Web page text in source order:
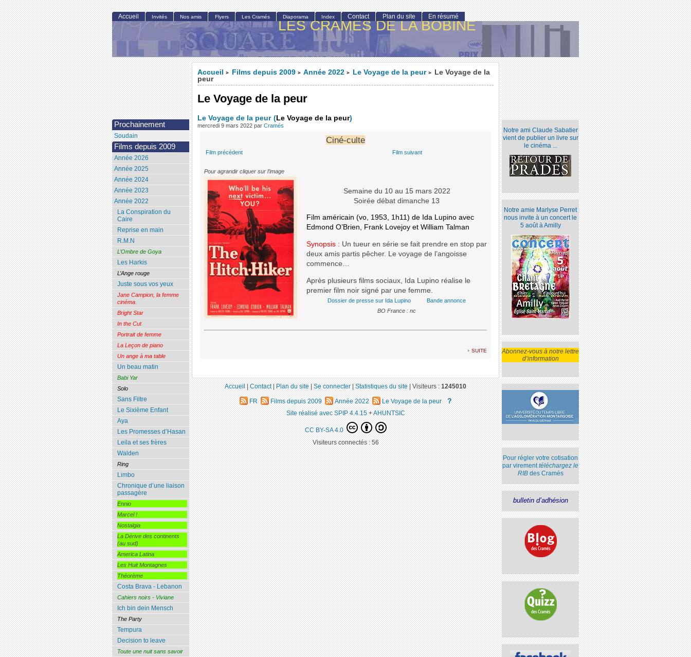
LES CRAMÉS DE LA BOBINE
Accueil > Films depuis 2009 > Année 2022 > Le Voyage de la peur >
Le Voyage de la
peur
Le Voyage de la peur
Le Voyage de la peur (Le Voyage de la peur)
mercredi 9 mars 2022 par Cramés
Ciné-culte
Film précédent Film suivant
Pour agrandir cliquer sur l’image
Semaine du 10 au 15 mars 2022
Soirée débat dimanche 13
Film américain (vo, 1953, 1h11) de Ida Lupino avec
Edmond O’Brien, Frank Lovejoy et William Talman
Synopsis : Un tueur en série se fait prendre en stop par
deux amis partis pêcher. Le voyage de l’angoisse
commence…
Après plusieurs films sociaux, Ida Lupino réalise le
premier film noir signé par une femme.
Dossier de presse sur Ida Lupino
Bande annonce
BO France : nc
suite
Notre ami Claude Sabatier
vient de publier un livre sur
le cinéma ...
Notre amie Marlyse Perret
nous invite à un concert le
5 août à Amilly
Abonnez-vous à notre lettre
d’information
Pour régler votre cotisation
par virementtéléchargez le
RIBdes Cramés
bulletin d’adhésion
Accueil Invités Nos amis Flyers Les Cramés Diaporama Index Contact Plan du site En résumé
Prochainement
Soudain
Films depuis 2009
Année 2026
Année 2025
Année 2024
Année 2023
Année 2022
La Conspiration du
Caire
Reprise en main
R.M.N
L’Ombre de Goya
Les Harkis
L’Ange rouge
Juste sous vos yeux
Jane Campion, la femme
cinéma.
Bright Star
In the Cut
Portrait de femme
La Leçon de piano
Un ange à ma table
Un beau matin
Babi Yar
Solo
Sans Filtre
Le Sixième Enfant
Aya
Les Promesses d’Hasan
Leila et ses frères
Walden
Ring
Limbo
Chronique d’une liaison
passagère
Ennio
Marcel !
Nostalgia
La Dérive des continents
(au sud)
America Latina
Les Huit Montagnes
Théorème
Costa Brava - Lebanon
Cahiers noirs - Viviane
Ich bin dein Mensch
The Party
Tempura
Decision to leave
Toute une nuit sans savoir
Accueil|Contact|Plan du site|Se connecter|Statistiques du site|Visiteurs :1245010
FR Films depuis 2009 Année 2022 Le Voyage de la peur ?
Site réalisé avec SPIP 4.4.15+AHUNTSIC
CC BY-SA 4.0
Visiteurs connectés :56